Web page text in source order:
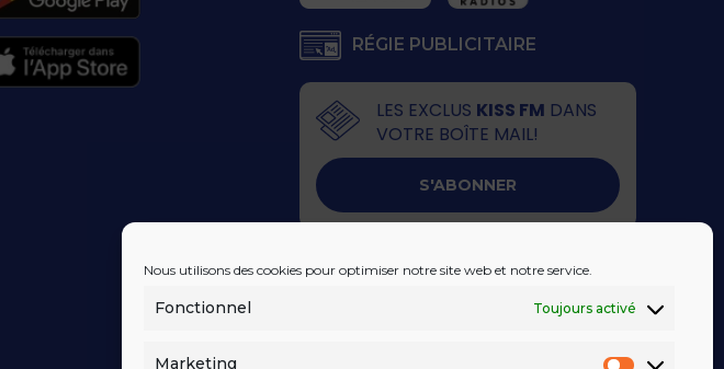
Nous utilisons des cookies pour optimiser notre site web et notre service.
Fonctionnel Toujours activé
Marketing
RÉGIE PUBLICITAIRE
LES EXCLUS KISS FM DANS
VOTRE BOÎTE MAIL!
S'ABONNER